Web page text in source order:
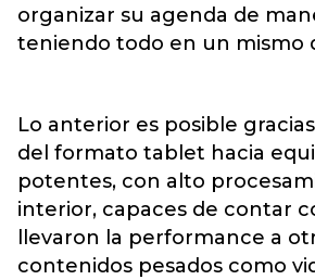
organizar su agenda de
teniendo todo en un mismo
Lo anterior es posible
del formato tablet hacia
potentes, con alto
interior, capaces de contar
llevaron la performance a
contenidos pesados como